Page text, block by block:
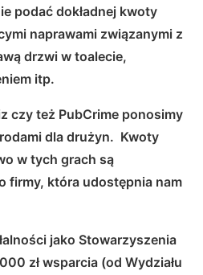
podać dokładnej kwoty
naprawami związanymi z
drzwi w toalecie,
itp.
czy też PubCrime ponosimy
dla drużyn. Kwoty
w tych grach są
firmy, która udostępnia nam
jako Stowarzyszenia
zł wsparcia (od Wydziału